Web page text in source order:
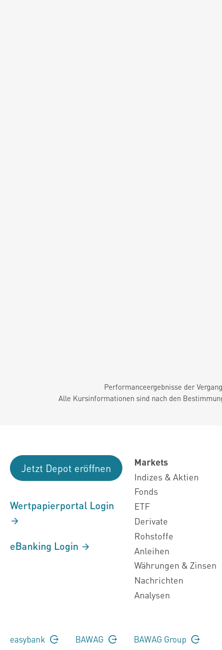
Performanceergebnisse der
Alle Kursinformationen sind nach den
Jetzt Depot eröffnen
Wertpapierportal Login
eBanking Login
Markets
Indizes & Aktien
Fonds
ETF
Derivate
Rohstoffe
Anleihen
Währungen & Zinsen
Nachrichten
Analysen
easybank BAWAG BAWAG Group